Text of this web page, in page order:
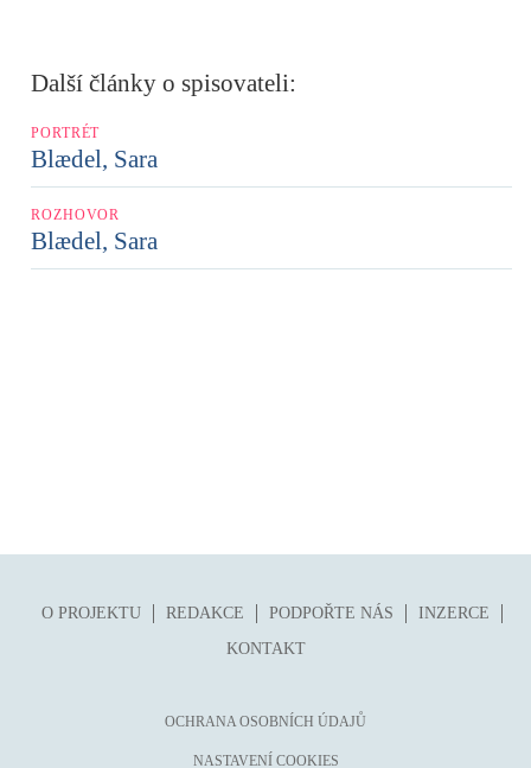
Další články o spisovateli:
PORTRÉT
Blædel, Sara
ROZHOVOR
Blædel, Sara
O PROJEKTU REDAKCE PODPOŘTE NÁS
INZERCE
KONTAKT
OCHRANA OSOBNÍCH ÚDAJŮ
NASTAVENÍ COOKIES